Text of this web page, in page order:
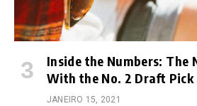
Inside the Numbers: The
With the No. 2 Draft Pick
JANEIRO 15, 2021